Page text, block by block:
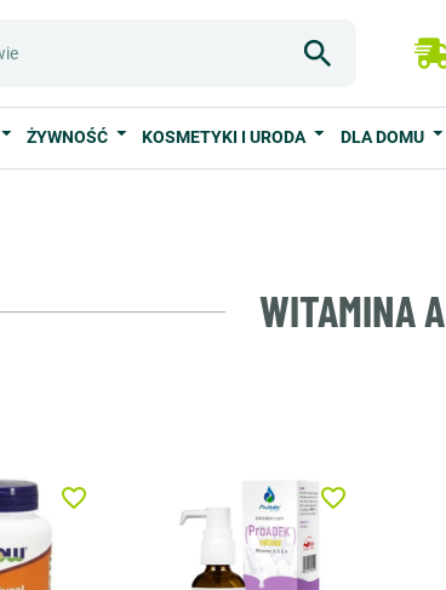
ŻYWNOŚĆ KOSMETYKI I URODA DLA DOMU
WITAMINA A
favorite_border favorite_border